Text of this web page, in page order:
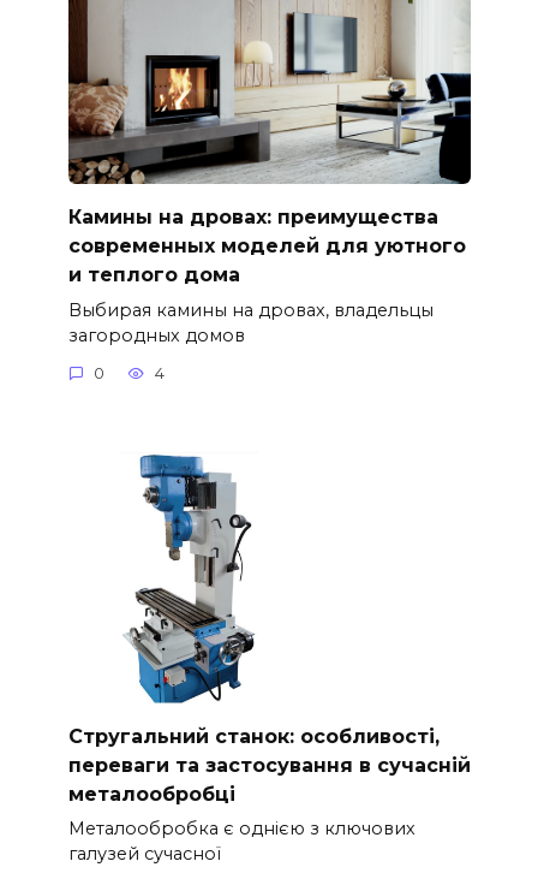
Камины на дровах: преимущества
современных моделей для уютного
и теплого дома
Выбирая камины на дровах, владельцы
загородных домов
0 4
Стругальний станок: особливості,
переваги та застосування в сучасній
металообробці
Металообробка є однією з ключових
галузей сучасної